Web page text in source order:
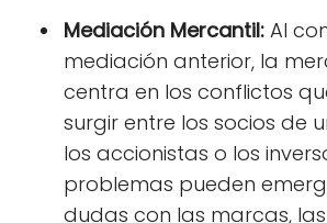
Mediación Mercantil: Al
mediación anterior, la
centra en los conflictos
surgir entre los socios de
los accionistas o los
problemas pueden
dudas con las marcas,